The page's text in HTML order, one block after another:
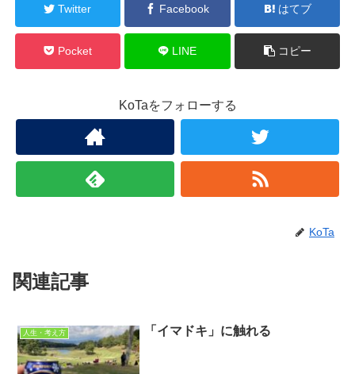
Twitter Facebook はてブ
Pocket LINE コピー
KoTaをフォローする
KoTa
関連記事
人生・考え方 「イマドキ」に触れる